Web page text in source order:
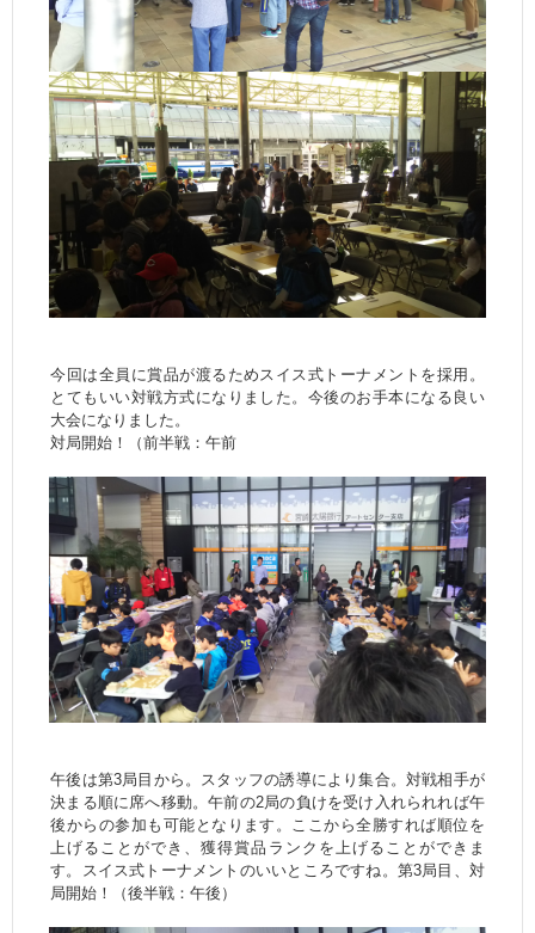
今回は全員に賞品が渡るためスイス式トーナメントを採用。
とてもいい対戦方式になりました。今後のお手本になる良い
大会になりました。
対局開始！（前半戦：午前
午後は第3局目から。スタッフの誘導により集合。対戦相手が
決まる順に席へ移動。午前の2局の負けを受け入れられれば午
後からの参加も可能となります。ここから全勝すれば順位を
上げることができ、獲得賞品ランクを上げることができま
す。スイス式トーナメントのいいところですね。第3局目、対
局開始！（後半戦：午後）